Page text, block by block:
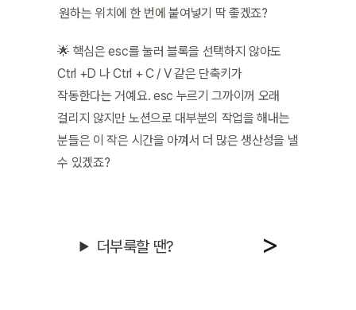
원하는 위치에 한 번에 붙여넣기 딱 좋겠죠?
🌟 핵심은 esc를 눌러 블록을 선택하지 않아도
Ctrl +D 나 Ctrl + C / V 같은 단축키가
작동한다는 거예요. esc 누르기 그까이꺼 오래
걸리지 않지만 노션으로 대부분의 작업을 해내는
분들은 이 작은 시간을 아껴서 더 많은 생산성을 낼
수 있겠죠?
더부룩할 땐?